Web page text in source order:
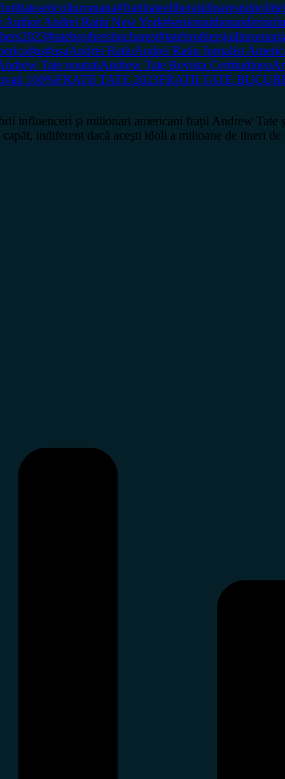
#frațiitateeliberatidinarestulpolitiei
Author Andrei Ratiu New York
#tatebrothersbucharest
#us#usaAndrei RatiuAndrei Ratiu Jurnalist
Tate noutatiAndrew Tate Revista Certitudinea
100%FRATII TATE 2023FRATII TATE
şi milionari americani frații Andrew Tate şi
indiferent dacă aceşti idoli a milioane de tineri